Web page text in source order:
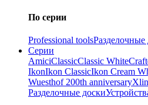
По серии
Professional toolsРазделочные
Серии
AmiciClassicClassic White
IkonIkon ClassiсIkon Cream
Wuesthof 200th anniversary
Разделочные доски